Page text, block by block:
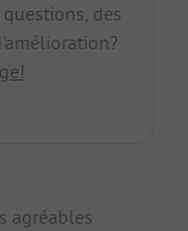
des
agréables